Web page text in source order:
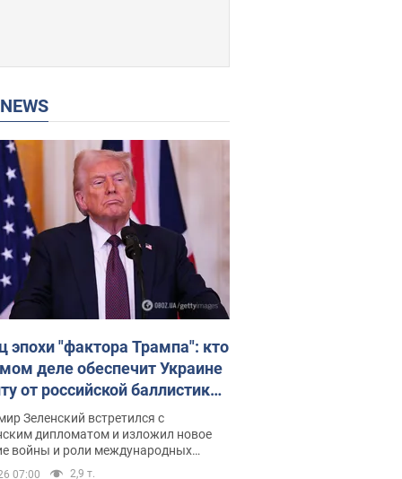
NEWS
эпохи "фактора Трампа": кто
деле обеспечит Украине
от российской баллистики.
с Безсмертным
Зеленский встретился с
дипломатом и изложил новое
войны и роли международных
в борьбе с Россией
07:00 2,9 т.